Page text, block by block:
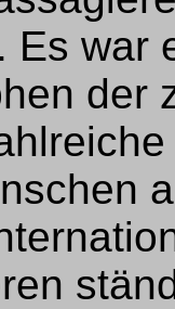
Es war
der